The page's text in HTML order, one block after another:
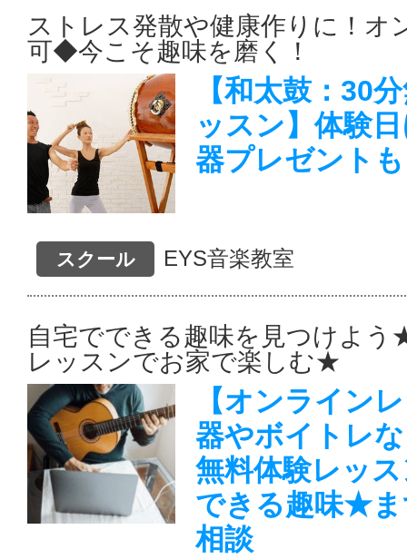
ストレス発散や健康作りに！オ
可◆今こそ趣味を磨く！
【和太鼓：30
ッスン】体験
器プレゼント
スクール EYS音楽教室
自宅でできる趣味を見つけよ
レッスンでお家で楽しむ★
【オンライン
器やボイトレ
無料体験レッ
できる趣味★ま
相談